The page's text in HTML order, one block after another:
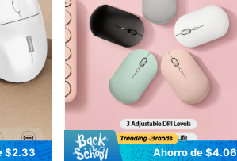
$2.33 Ahorro de $4.06